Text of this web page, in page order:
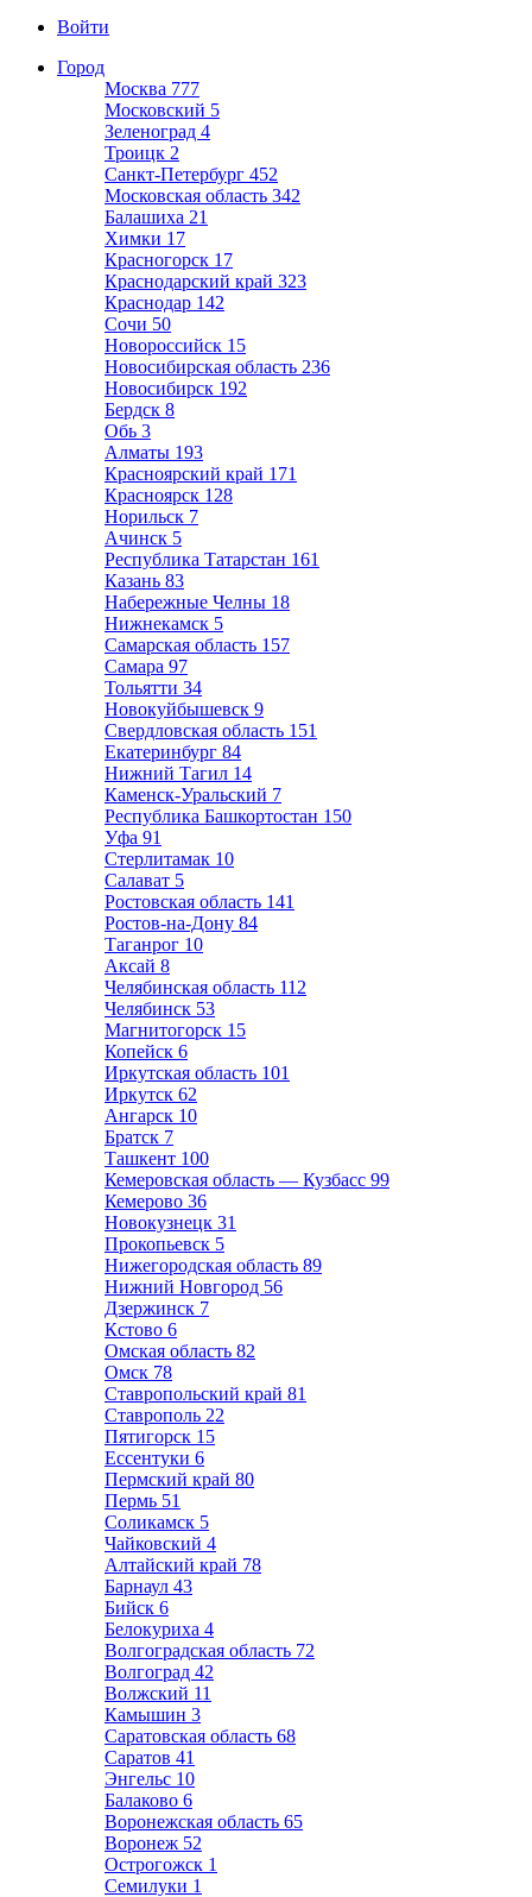
Войти
Город
Москва 777
Московский 5
Зеленоград 4
Троицк 2
Санкт-Петербург 452
Московская область 342
Балашиха 21
Химки 17
Красногорск 17
Краснодарский край 323
Краснодар 142
Сочи 50
Новороссийск 15
Новосибирская область 236
Новосибирск 192
Бердск 8
Обь 3
Алматы 193
Красноярский край 171
Красноярск 128
Норильск 7
Ачинск 5
Республика Татарстан 161
Казань 83
Набережные Челны 18
Нижнекамск 5
Самарская область 157
Самара 97
Тольятти 34
Новокуйбышевск 9
Свердловская область 151
Екатеринбург 84
Нижний Тагил 14
Каменск-Уральский 7
Республика Башкортостан 150
Уфа 91
Стерлитамак 10
Салават 5
Ростовская область 141
Ростов-на-Дону 84
Таганрог 10
Аксай 8
Челябинская область 112
Челябинск 53
Магнитогорск 15
Копейск 6
Иркутская область 101
Иркутск 62
Ангарск 10
Братск 7
Ташкент 100
Кемеровская область — Кузбасс 99
Кемерово 36
Новокузнецк 31
Прокопьевск 5
Нижегородская область 89
Нижний Новгород 56
Дзержинск 7
Кстово 6
Омская область 82
Омск 78
Ставропольский край 81
Ставрополь 22
Пятигорск 15
Ессентуки 6
Пермский край 80
Пермь 51
Соликамск 5
Чайковский 4
Алтайский край 78
Барнаул 43
Бийск 6
Белокуриха 4
Волгоградская область 72
Волгоград 42
Волжский 11
Камышин 3
Саратовская область 68
Саратов 41
Энгельс 10
Балаково 6
Воронежская область 65
Воронеж 52
Острогожск 1
Семилуки 1